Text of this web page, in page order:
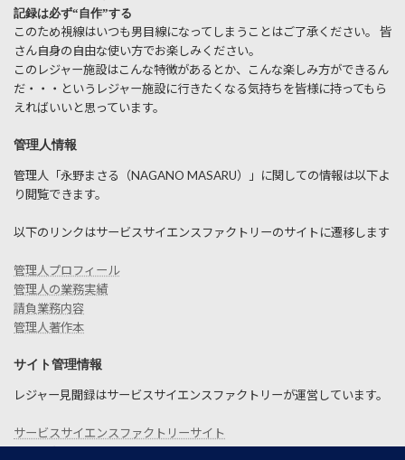
記録は必ず“自作”する
このため視線はいつも男目線になってしまうことはご了承ください。 皆
さん自身の自由な使い方でお楽しみください。
このレジャー施設はこんな特徴があるとか、こんな楽しみ方ができるん
だ・・・というレジャー施設に行きたくなる気持ちを皆様に持ってもら
えればいいと思っています。
管理人情報
管理人「永野まさる（NAGANO MASARU）」に関しての情報は以下よ
り閲覧できます。
以下のリンクはサービスサイエンスファクトリーのサイトに遷移します
管理人プロフィール
管理人の業務実績
請負業務内容
管理人著作本
サイト管理情報
レジャー見聞録はサービスサイエンスファクトリーが運営しています。
サービスサイエンスファクトリーサイト